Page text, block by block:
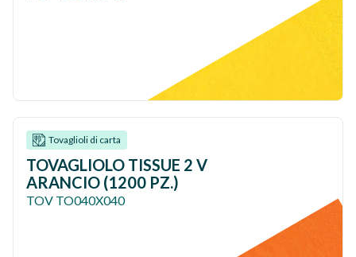
Tovaglioli di carta
TOVAGLIOLO TISSUE 2 V
ARANCIO (1200 PZ.)
TOV TO040X040